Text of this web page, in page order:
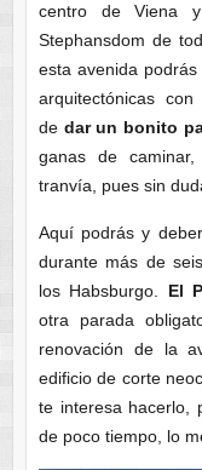
centro de Viena
Stephansdom de
esta avenida
arquitectónicas
de dar un bonito
ganas de
tranvía, pues sin
Aquí podrás y
durante más de
los Habsburgo.
El
otra parada
renovación de la
edificio de corte
te interesa hacerlo,
de poco tiempo, lo